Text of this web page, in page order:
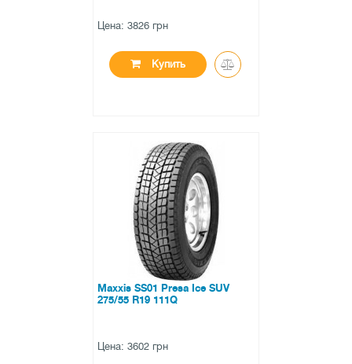
Цена: 3826 грн
Купить
нет в наличии
0 отзывов
Maxxis SS01 Presa Ice SUV
275/55 R19 111Q
Цена: 3602 грн